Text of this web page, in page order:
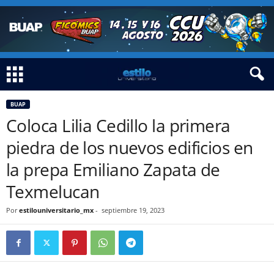
BUAP
Coloca Lilia Cedillo la primera
piedra de los nuevos edificios en
la prepa Emiliano Zapata de
Texmelucan
Por estilouniversitario_mx - septiembre 19, 2023